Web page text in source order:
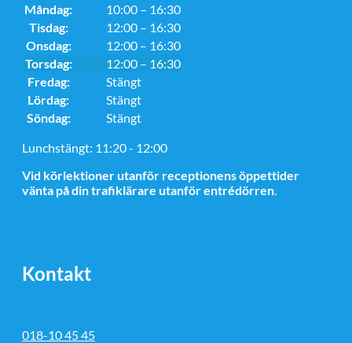
Måndag:
10:00 – 16:30
Tisdag:
12:00 – 16:30
Onsdag:
12:00 – 16:30
Torsdag:
12:00 – 16:30
Fredag:
Stängt
Lördag:
Stängt
Söndag:
Stängt
Lunchstängt: 11:20 - 12:00
Vid körlektioner utanför receptionens öppettider
vänta på din trafiklärare utanför entrédörren
Kontakt
018-10 45 45